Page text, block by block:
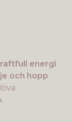
energi
och hopp.